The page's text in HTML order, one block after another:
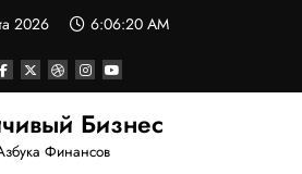
2026 6:06:20 AM
Бизнес
Финансов